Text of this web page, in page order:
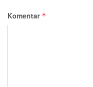
Komentar *